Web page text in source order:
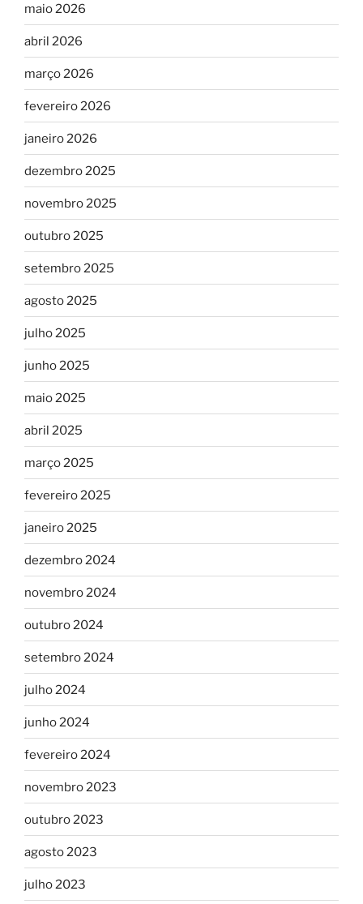
maio 2026
abril 2026
março 2026
fevereiro 2026
janeiro 2026
dezembro 2025
novembro 2025
outubro 2025
setembro 2025
agosto 2025
julho 2025
junho 2025
maio 2025
abril 2025
março 2025
fevereiro 2025
janeiro 2025
dezembro 2024
novembro 2024
outubro 2024
setembro 2024
julho 2024
junho 2024
fevereiro 2024
novembro 2023
outubro 2023
agosto 2023
julho 2023